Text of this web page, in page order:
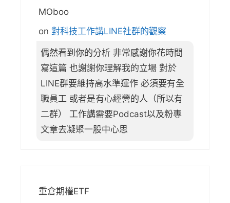
MOboo
on 對科技工作講LINE社群的觀察
偶然看到你的分析 非常感謝你花時間
寫這篇 也謝謝你理解我的立場 對於
LINE群要維持高水準運作 必須要有全
職員工 或者是有心經營的人（所以有
二群） 工作講需要Podcast以及粉專
文章去凝聚一股中心思
重倉期權ETF